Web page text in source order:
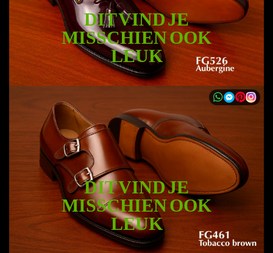
DIT VIND JE
MISSCHIEN OOK
LEUK
DIT VIND JE
MISSCHIEN OOK
LEUK